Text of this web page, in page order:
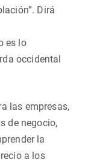
Dirá
es lo
occidental
las empresas,
de negocio,
la
a los